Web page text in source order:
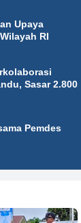
Upaya
RI
Sasar 2.800
Pemdes